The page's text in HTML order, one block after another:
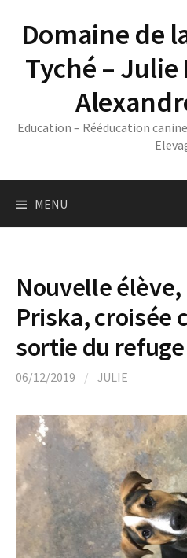
contentDomaine de
Tyché –
Education – Rééducation
MENU
Nouvelle
Priska, croisée
sortie du refuge
06/12/2019 / JULIE